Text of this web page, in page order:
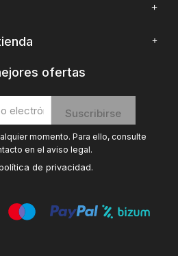
ofertas
momento. Para ello, consulte
en el aviso legal.
de privacidad.